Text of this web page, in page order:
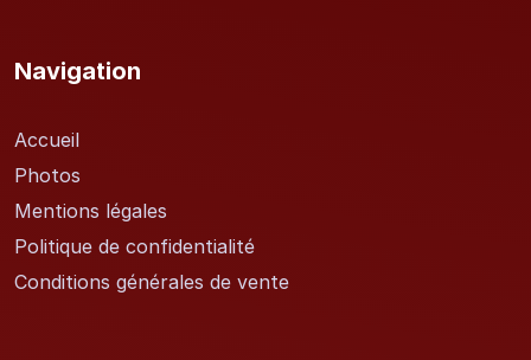
Navigation
Accueil
Photos
Mentions légales
Politique de confidentialité
Conditions générales de vente